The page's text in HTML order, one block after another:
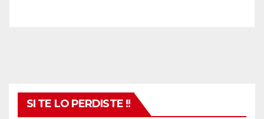
SI TE LO PERDISTE !!